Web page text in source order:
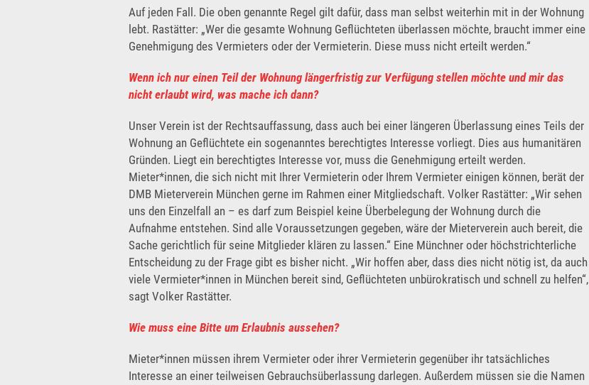
Auf jeden Fall. Die oben genannte Regel gilt dafür, dass man selbst weiterhin mit in der Wohnung
lebt. Rastätter: „Wer die gesamte Wohnung Geflüchteten überlassen möchte, braucht immer eine
Genehmigung des Vermieters oder der Vermieterin. Diese muss nicht erteilt werden.“
Wenn ich nur einen Teil der Wohnung längerfristig zur Verfügung stellen möchte und mir das
nicht erlaubt wird, was mache ich dann?
Unser Verein ist der Rechtsauffassung, dass auch bei einer längeren Überlassung eines Teils der
Wohnung an Geflüchtete ein sogenanntes berechtigtes Interesse vorliegt. Dies aus humanitären
Gründen. Liegt ein berechtigtes Interesse vor, muss die Genehmigung erteilt werden.
Mieter*innen, die sich nicht mit Ihrer Vermieterin oder Ihrem Vermieter einigen können, berät der
DMB Mieterverein München gerne im Rahmen einer Mitgliedschaft. Volker Rastätter: „Wir sehen
uns den Einzelfall an – es darf zum Beispiel keine Überbelegung der Wohnung durch die
Aufnahme entstehen. Sind alle Voraussetzungen gegeben, wäre der Mieterverein auch bereit, die
Sache gerichtlich für seine Mitglieder klären zu lassen.“ Eine Münchner oder höchstrichterliche
Entscheidung zu der Frage gibt es bisher nicht. „Wir hoffen aber, dass dies nicht nötig ist, da auch
viele Vermieter*innen in München bereit sind, Geflüchteten unbürokratisch und schnell zu helfen“,
sagt Volker Rastätter.
Wie muss eine Bitte um Erlaubnis aussehen?
Mieter*innen müssen ihrem Vermieter oder ihrer Vermieterin gegenüber ihr tatsächliches
Interesse an einer teilweisen Gebrauchsüberlassung darlegen. Außerdem müssen sie die Namen